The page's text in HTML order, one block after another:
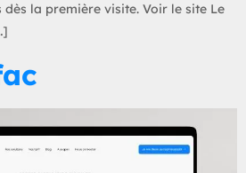
la première visite. Voir le site Le